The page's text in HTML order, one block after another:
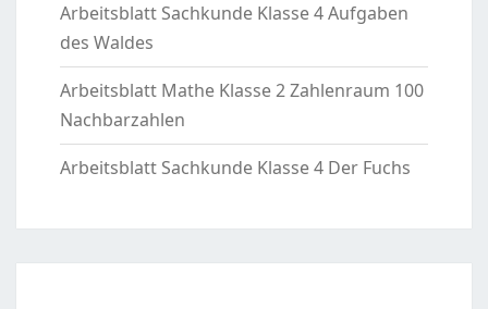
Arbeitsblatt Sachkunde Klasse 4 Aufgaben
des Waldes
Arbeitsblatt Mathe Klasse 2 Zahlenraum 100
Nachbarzahlen
Arbeitsblatt Sachkunde Klasse 4 Der Fuchs